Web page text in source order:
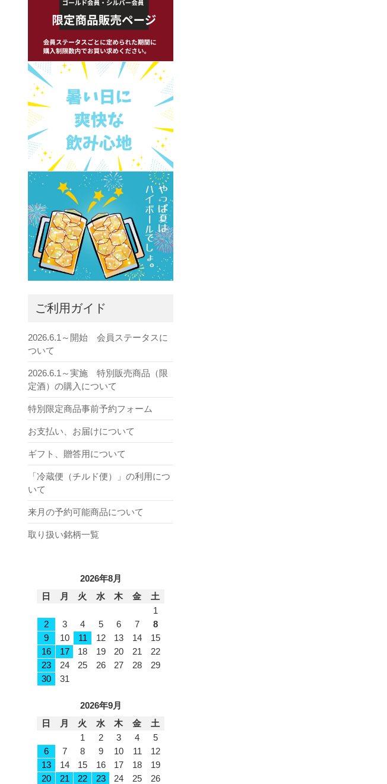
ご利用ガイド
2026.6.1～開始 会員ステータスに
ついて
2026.6.1～実施 特別販売商品（限
定酒）の購入について
特別限定商品事前予約フォーム
お支払い、お届けについて
ギフト、贈答用について
「冷蔵便（チルド便）」の利用につ
いて
来月の予約可能商品について
取り扱い銘柄一覧
2026年8月
日
月 火 水 木 金
土
1
2
3 4 5 6 7
8
9
10 11 12 13 14
15
16
17 18 19 20 21
22
23
24 25 26 27 28
29
30
31
2026年9月
日
月 火 水 木 金
土
1
2 3 4
5
6
7 8 9 10 11
12
13
14 15 16 17 18
19
20
21 22 23 24 25
26